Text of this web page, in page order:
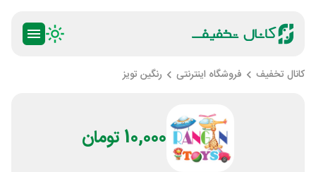
کانال تخفیف فروشگاه اینترنتی رنگین تویز
10,000 تومان